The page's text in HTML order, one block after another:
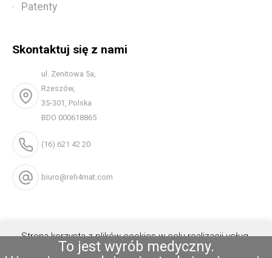
Patenty
Skontaktuj się z nami
ul. Zenitowa 5a,
Rzeszów,
35-301, Polska
BDO 000618865
(16) 621 42 20
biuro@reh4mat.com
Strona korzysta z plików cookies w celu realizacji usług.
Możesz określić warunki przechowywania lub dostępu do
To jest wyrób medyczny.